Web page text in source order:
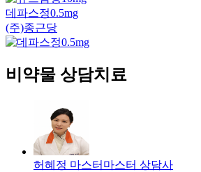
데파스정0.5mg
(주)종근당
비약물 상담치료
허혜정 마스터 마스터 상담사